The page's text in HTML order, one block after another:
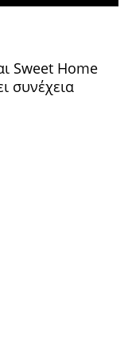
Sweet Home
συνέχεια